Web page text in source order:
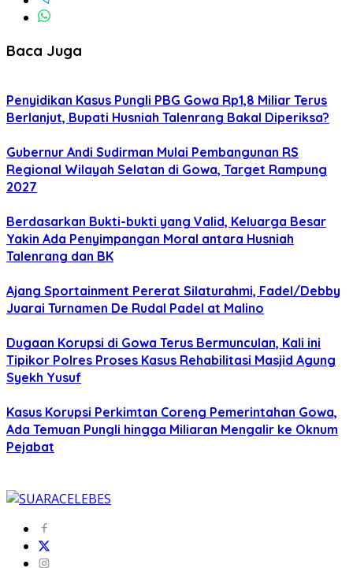
Baca Juga
Penyidikan Kasus Pungli PBG Gowa Rp1,8 Miliar Terus
Berlanjut, Bupati Husniah Talenrang Bakal Diperiksa?
Gubernur Andi Sudirman Mulai Pembangunan RS
Regional Wilayah Selatan di Gowa, Target Rampung
2027
Berdasarkan Bukti-bukti yang Valid, Keluarga Besar
Yakin Ada Penyimpangan Moral antara Husniah
Talenrang dan BK
Ajang Sportainment Pererat Silaturahmi, Fadel/Debby
Juarai Turnamen De Rudal Padel at Malino
Dugaan Korupsi di Gowa Terus Bermunculan, Kali ini
Tipikor Polres Proses Kasus Rehabilitasi Masjid Agung
Syekh Yusuf
Kasus Korupsi Perkimtan Coreng Pemerintahan Gowa,
Ada Temuan Pungli hingga Miliaran Mengalir ke Oknum
Pejabat